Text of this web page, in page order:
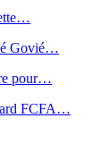
Govié…
pour…
FCFA…